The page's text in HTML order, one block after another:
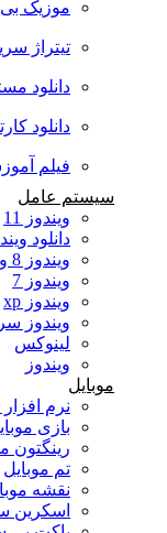
موزیک بی
تیتراژ
دانلود
دانلود
فیلم
سیستم عامل
ویندوز 11
دانلود
ویندوز 8 و 8.1
ویندوز 7
ویندوز xp
ویندوز
لینوکس
ویندوز
موبایل
نرم افزار
بازی
رینگتون
تم موبایل
نقشه
اسکرین